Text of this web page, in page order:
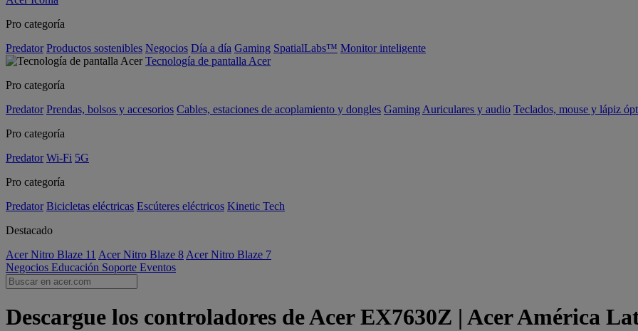
Pro categoría
Predator Productos sostenibles Negocios Día a día Gaming SpatialLabs™ Monitor inteligente
Tecnología de pantalla Acer
Pro categoría
Predator Prendas, bolsos y accesorios Cables, estaciones de acoplamiento y dongles Gaming Auriculares y audio Teclados, mouse y lápiz
Pro categoría
Predator Wi-Fi 5G
Pro categoría
Predator Bicicletas eléctricas Escúteres eléctricos Kinetic Tech
Destacado
Acer Nitro Blaze 11 Acer Nitro Blaze 8 Acer Nitro Blaze 7
Negocios Educación Soporte Eventos
Descargue los controladores de Acer EX7630Z | Acer América